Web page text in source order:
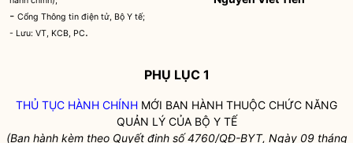
-Cổng Thông tin điện tử, Bộ Y tế;
- Lưu: VT, KCB, PC.
PHỤ LỤC 1
THỦ TỤC HÀNH CHÍNH MỚI BAN HÀNH THUỘC CHỨC NĂNG
QUẢN LÝ CỦA BỘ Y TẾ
(Ban hành kèm theo Quyết định số4760/QĐ-BYT, Ngày 09 tháng